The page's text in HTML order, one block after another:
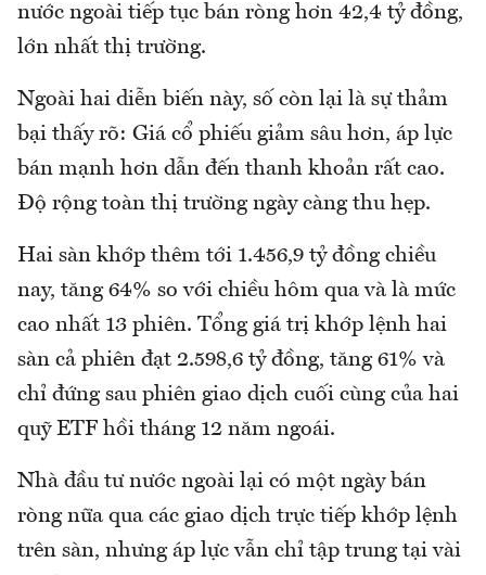
nước ngoài tiếp tục bán ròng hơn 42,4 tỷ đồng,
lớn nhất thị trường.
Ngoài hai diễn biến này, số còn lại là sự thảm
bại thấy rõ: Giá cổ phiếu giảm sâu hơn, áp lực
bán mạnh hơn dẫn đến thanh khoản rất cao.
Độ rộng toàn thị trường ngày càng thu hẹp.
Hai sàn khớp thêm tới 1.456,9 tỷ đồng chiều
nay, tăng 64% so với chiều hôm qua và là mức
cao nhất 13 phiên. Tổng giá trị khớp lệnh hai
sàn cả phiên đạt 2.598,6 tỷ đồng, tăng 61% và
chỉ đứng sau phiên giao dịch cuối cùng của hai
quỹ ETF hồi tháng 12 năm ngoái.
Nhà đầu tư nước ngoài lại có một ngày bán
ròng nữa qua các giao dịch trực tiếp khớp lệnh
trên sàn, nhưng áp lực vẫn chỉ tập trung tại vài